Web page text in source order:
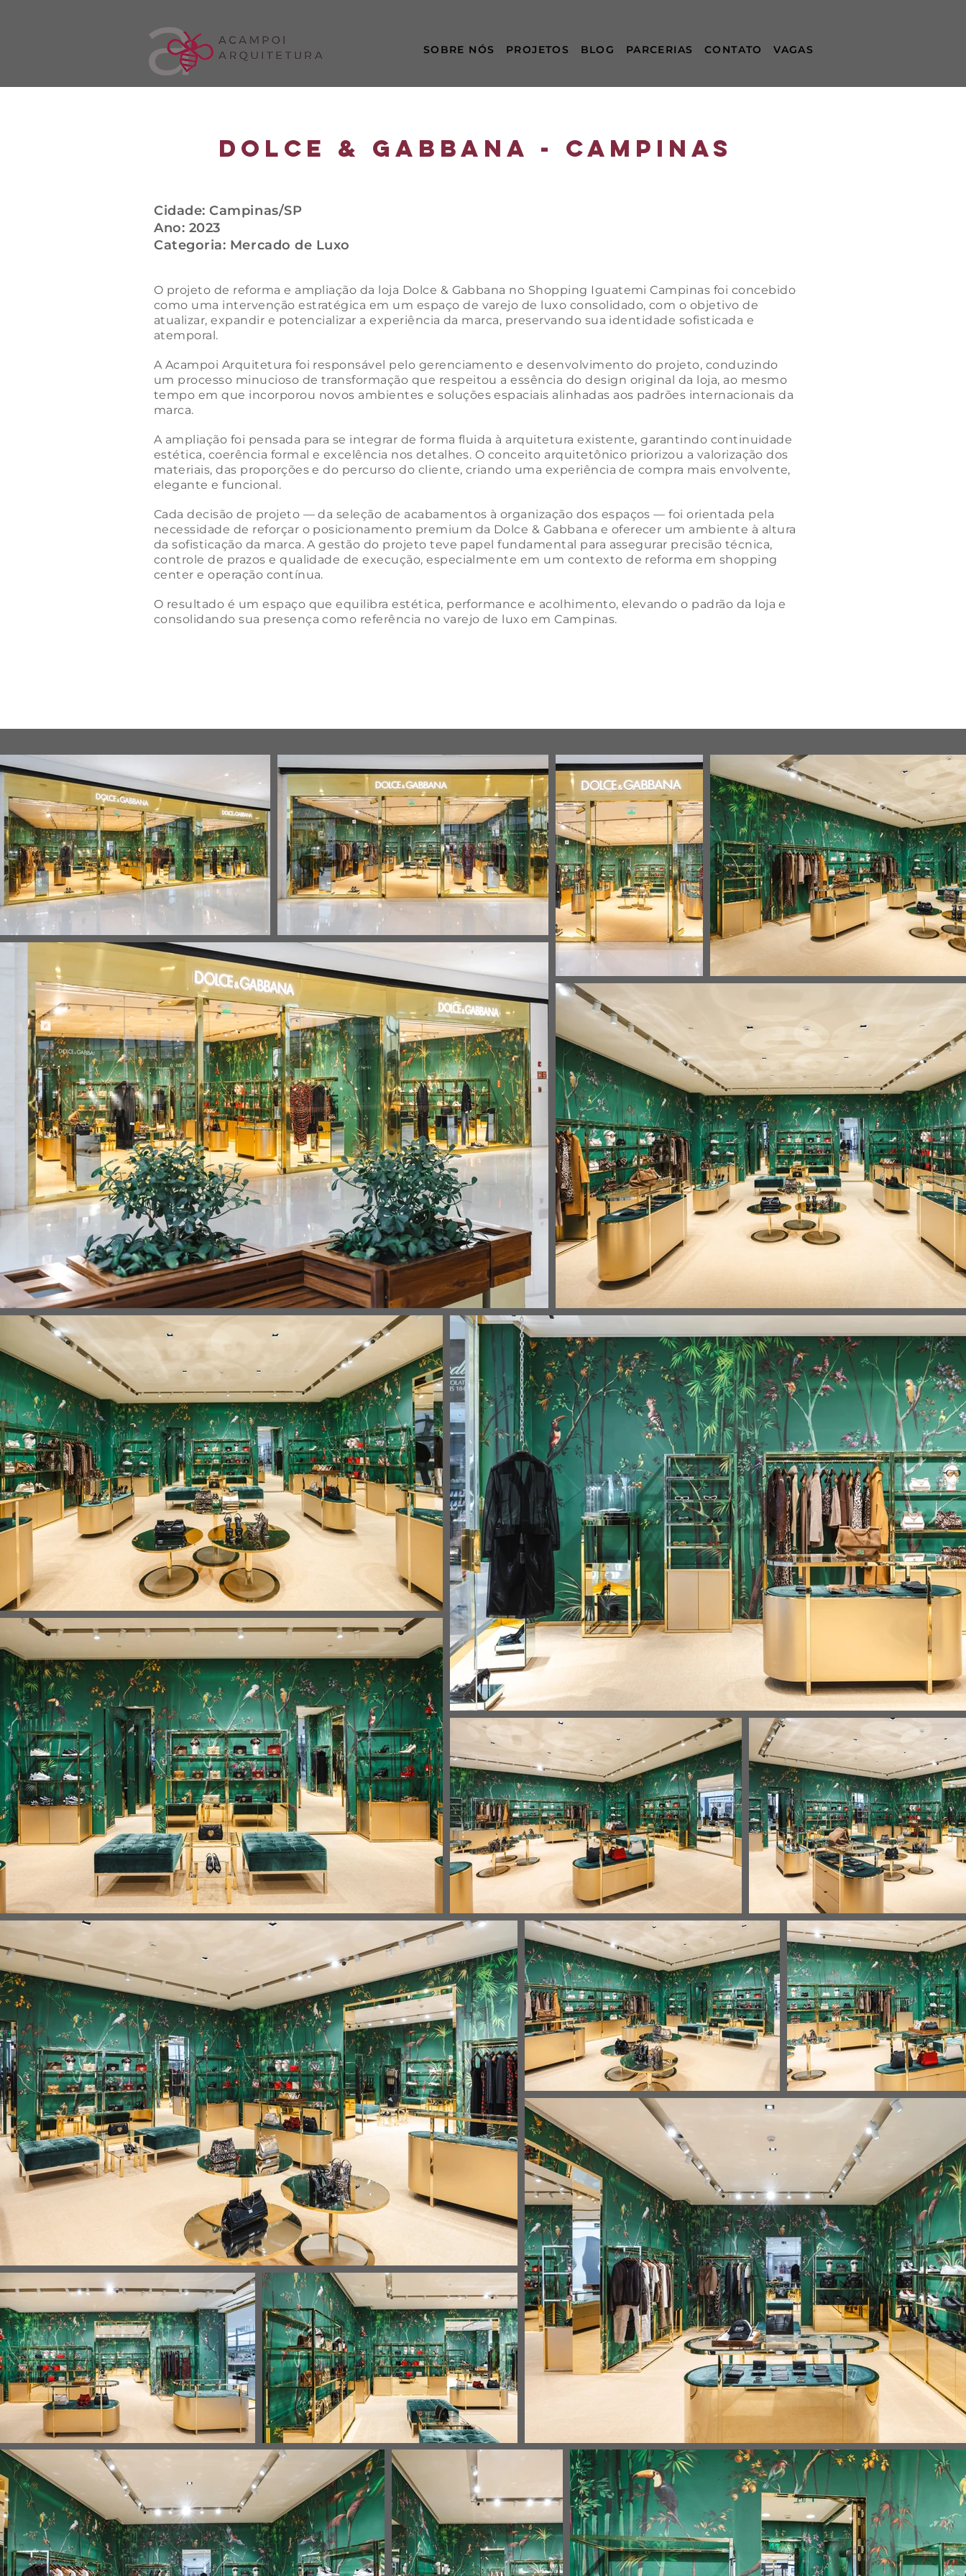
SOBRE NÓS PROJETOS BLOG PARCERIAS CONTATO VAGAS
dolce & gabbana - Campinas
Cidade: Campinas/SP
Ano: 2023
Categoria: Mercado de Luxo
O projeto de reforma e ampliação da loja Dolce & Gabbana no Shopping Iguatemi Campinas foi concebido
como uma intervenção estratégica em um espaço de varejo de luxo consolidado, com o objetivo de
atualizar, expandir e potencializar a experiência da marca, preservando sua identidade sofisticada e
atemporal.
A Acampoi Arquitetura foi responsável pelo gerenciamento e desenvolvimento do projeto, conduzindo
um processo minucioso de transformação que respeitou a essência do design original da loja, ao mesmo
tempo em que incorporou novos ambientes e soluções espaciais alinhadas aos padrões internacionais da
marca.
A ampliação foi pensada para se integrar de forma fluida à arquitetura existente, garantindo continuidade
estética, coerência formal e excelência nos detalhes. O conceito arquitetônico priorizou a valorização dos
materiais, das proporções e do percurso do cliente, criando uma experiência de compra mais envolvente,
elegante e funcional.
Cada decisão de projeto — da seleção de acabamentos à organização dos espaços — foi orientada pela
necessidade de reforçar o posicionamento premium da Dolce & Gabbana e oferecer um ambiente à altura
da sofisticação da marca. A gestão do projeto teve papel fundamental para assegurar precisão técnica,
controle de prazos e qualidade de execução, especialmente em um contexto de reforma em shopping
center e operação contínua.
O resultado é um espaço que equilibra estética, performance e acolhimento, elevando o padrão da loja e
consolidando sua presença como referência no varejo de luxo em Campinas.